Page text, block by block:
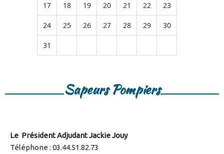
17 18 19 20 21 22 23
24 25 26 27 28 29 30
31
Sapeurs Pompiers
Le Président Adjudant Jackie Jouy
Téléphone : 03.44.51.82.73